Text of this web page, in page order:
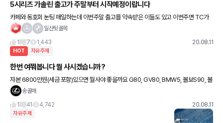
5시리즈 가솔린 출고가 주말부터 시작예정이랍니다
카페와 동호회 눈팅 매일하는데 이번주말 출고를 약속받은 이들도 있고 이번주면 TC가
해결된다는 얘기도 있습니다 5시리즈 가솔린대기중이신 분들(저 포함) 좀 만더 버팁시다
일산뒷골목
1
7 1,443 20.08.11
HOT 자유주제
한번 여쭤봅니다 뭘 사시겠습니까?
자본 6800만원(세금 포함)있으면 뭘사야 좋을까요 G80, GV80, BMW5, 볼보S90, 볼
보XC60, 렉서스ES 까지 벤츠하고 아우디는 제외하였습니다 수입차는 처음사는 거고 나
송골매
1
41 4,742 20.08.11
자유주제